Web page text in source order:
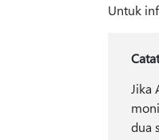
Untuk
Jika
dua